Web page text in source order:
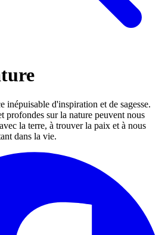
inépuisable d'inspiration et de sagesse.
profondes sur la nature peuvent nous
la terre, à trouver la paix et à nous
dans la vie.